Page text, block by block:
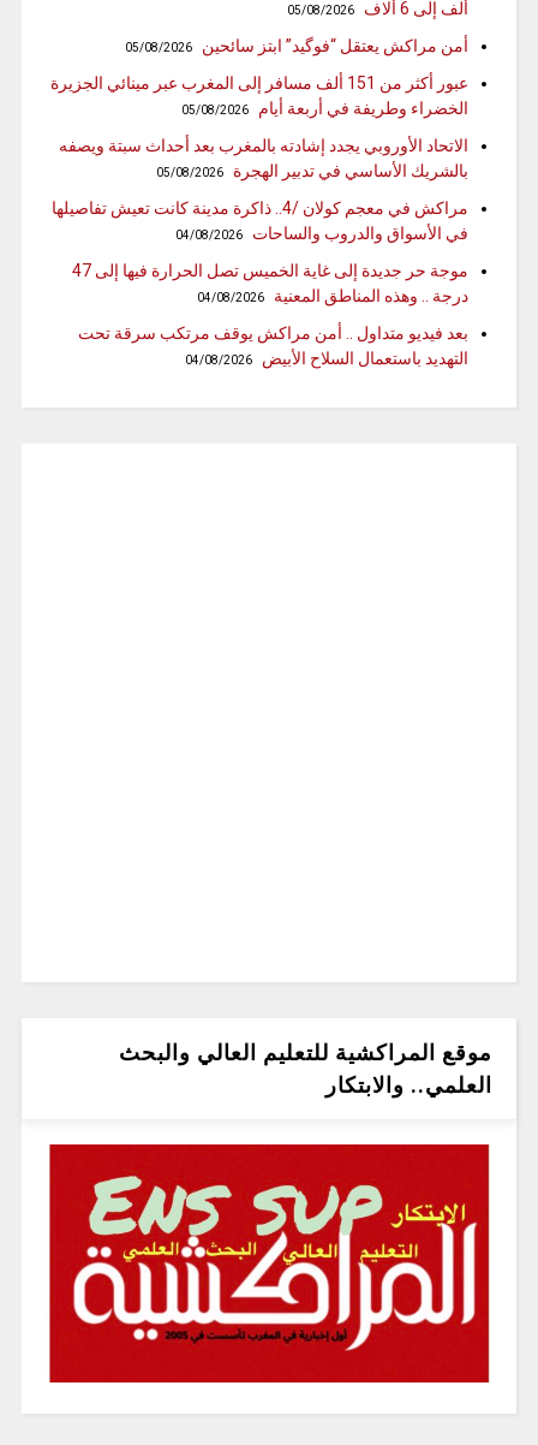
ألف إلى 6 ألاف 05/08/2026
أمن مراكش يعتقل “فوگيد” ابتز سائحين 05/08/2026
عبور أكثر من 151 ألف مسافر إلى المغرب عبر مينائي الجزيرة
الخضراء وطريفة في أربعة أيام
05/08/2026
الاتحاد الأوروبي يجدد إشادته بالمغرب بعد أحداث سبتة ويصفه
بالشريك الأساسي في تدبير الهجرة
05/08/2026
مراكش في معجم كولان /4.. ذاكرة مدينة كانت تعيش تفاصيلها
في الأسواق والدروب والساحات
04/08/2026
موجة حر جديدة إلى غاية الخميس تصل الحرارة فيها إلى 47
درجة .. وهذه المناطق المعنية
04/08/2026
بعد فيديو متداول .. أمن مراكش يوقف مرتكب سرقة تحت
التهديد باستعمال السلاح الأبيض
04/08/2026
موقع المراكشية للتعليم العالي والبحث
العلمي.. والابتكار